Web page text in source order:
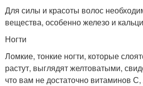
Для силы и красоты волос
вещества, особенно железо и
Ногти
Ломкие, тонкие ногти, которые
растут, выглядят желтоватыми,
что вам не достаточно витаминов